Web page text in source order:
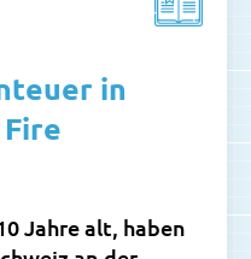
in
Jahre alt, haben